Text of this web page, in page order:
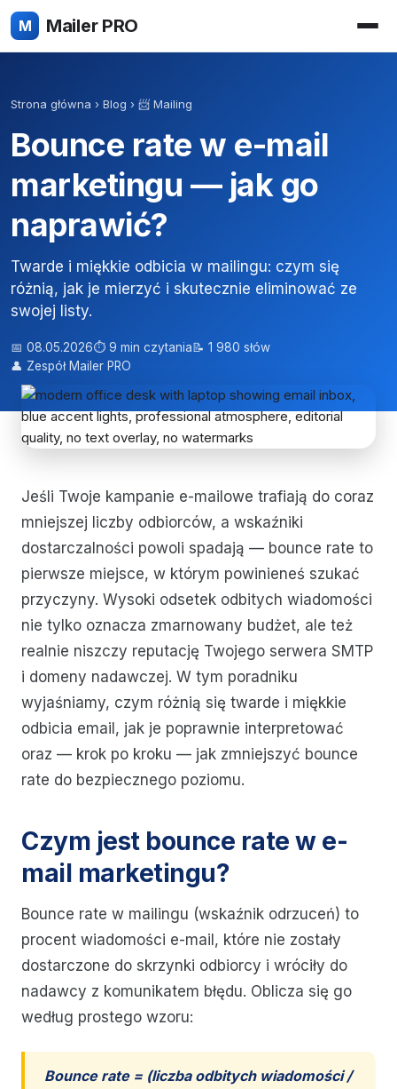
M Mailer PRO
Strona główna › Blog › 📨 Mailing
Bounce rate w e-mail
marketingu — jak go
naprawić?
Twarde i miękkie odbicia w mailingu: czym się
różnią, jak je mierzyć i skutecznie eliminować ze
swojej listy.
📅 08.05.2026⏱ 9 min czytania📝 1 980 słów
👤 Zespół Mailer PRO
Jeśli Twoje kampanie e-mailowe trafiają do coraz
mniejszej liczby odbiorców, a wskaźniki
dostarczalności powoli spadają — bounce rate to
pierwsze miejsce, w którym powinieneś szukać
przyczyny. Wysoki odsetek odbitych wiadomości
nie tylko oznacza zmarnowany budżet, ale też
realnie niszczy reputację Twojego serwera SMTP
i domeny nadawczej. W tym poradniku
wyjaśniamy, czym różnią się twarde i miękkie
odbicia email, jak je poprawnie interpretować
oraz — krok po kroku — jak zmniejszyć bounce
rate do bezpiecznego poziomu.
Czym jest bounce rate w e-
mail marketingu?
Bounce rate w mailingu (wskaźnik odrzuceń) to
procent wiadomości e-mail, które nie zostały
dostarczone do skrzynki odbiorcy i wróciły do
nadawcy z komunikatem błędu. Oblicza się go
według prostego wzoru:
Bounce rate = (liczba odbitych wiadomości /